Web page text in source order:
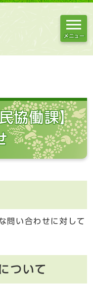
メニュー
協働課】
問い合わせに対して
ついて